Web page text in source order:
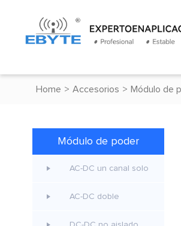
Home > Accesorios > Módulo de
Módulo de poder
AC-DC un canal solo
AC-DC doble